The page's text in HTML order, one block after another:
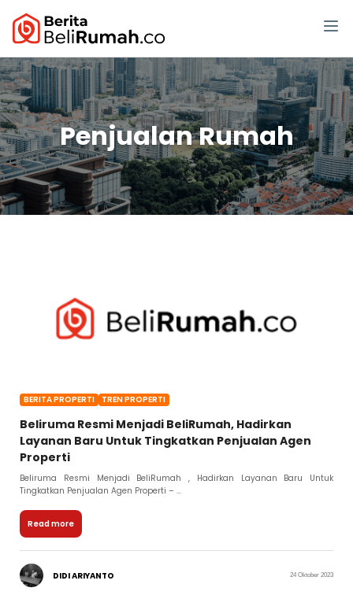
Penjualan Rumah
BERITA PROPERTI TREN PROPERTI
Beliruma Resmi Menjadi BeliRumah, Hadirkan
Layanan Baru Untuk Tingkatkan Penjualan Agen
Properti
Beliruma Resmi Menjadi BeliRumah , Hadirkan Layanan Baru Untuk
Tingkatkan Penjualan Agen Properti – ...
Read more
DIDI ARIYANTO 24 Oktober 2023